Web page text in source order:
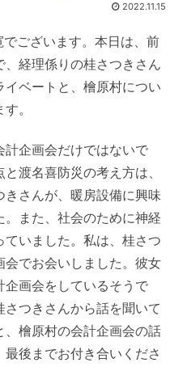
2022.11.15
ございます。本日は、前
、経理係りの桂さつきさん
ベートと、檜原村につい
。
企画会だけではないで
渡名喜防災の考え方は、
さんが、暖房設備に興味
また、社会のために神経
いました。私は、桂さつ
会でお会いしました。彼女
企画会をしているそうで
つきさんから話を聞いて
檜原村の会計企画会の話
後までお付き合いくださ